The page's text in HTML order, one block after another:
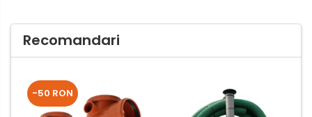
Recomandari
-50 RON